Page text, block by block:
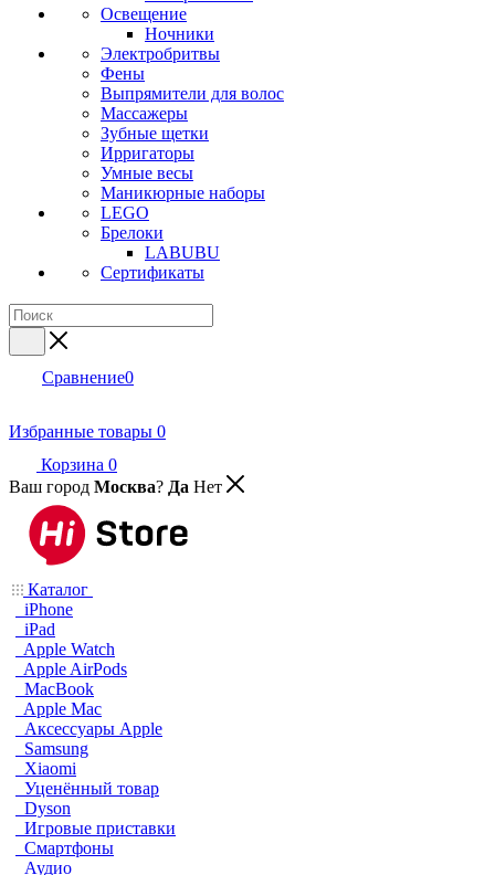
Освещение
Ночники
Электробритвы
Фены
Выпрямители для волос
Массажеры
Зубные щетки
Ирригаторы
Умные весы
Маникюрные наборы
LEGO
Брелоки
LABUBU
Сертификаты
Сравнение0
Избранные товары 0
Корзина 0
Ваш город Москва? Да Нет
Каталог
iPhone
iPad
Apple Watch
Apple AirPods
MacBook
Apple Mac
Аксессуары Apple
Samsung
Xiaomi
Уценённый товар
Dyson
Игровые приставки
Смартфоны
Аудио